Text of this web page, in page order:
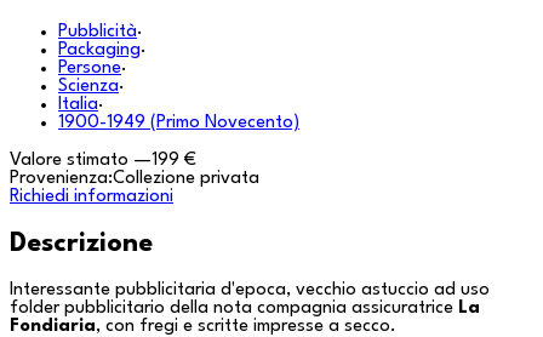
Pubblicità·
Packaging·
Persone·
Scienza·
Italia·
1900-1949 (Primo Novecento)
Valore stimato —199 €
Provenienza:Collezione privata
Richiedi informazioni
Descrizione
Interessante pubblicitaria d'epoca, vecchio astuccio ad uso
folder pubblicitario della nota compagnia assicuratrice La
Fondiaria, con fregi e scritte impresse a secco.